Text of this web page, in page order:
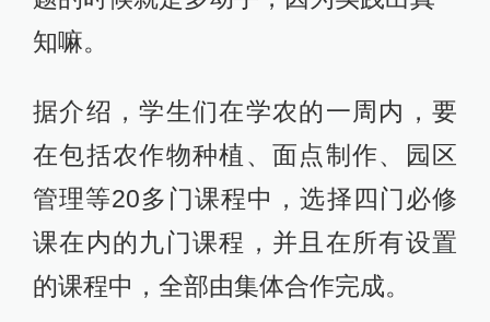
知嘛。
据介绍，学生们在学农的一周内，要
在包括农作物种植、面点制作、园区
管理等20多门课程中，选择四门必修
课在内的九门课程，并且在所有设置
的课程中，全部由集体合作完成。